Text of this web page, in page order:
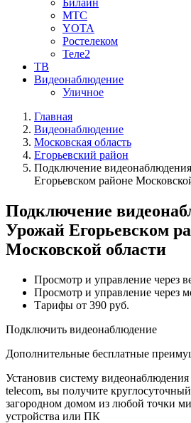
Билайн
МТС
YOTA
Ростелеком
Теле2
ТВ
Видеонаблюдение
Уличное
Главная
Видеонаблюдение
Московская область
Егорьевский район
Подключение
Егорьевском районе
Подключение
Урожай Егорьевском
Московской области
Просмотр и управление через
Просмотр и управление через
Тарифы от 390 руб.
Подключить видеонаблюдение
Дополнительные бесплатные
Установив систему
telecom, вы получите
загородном домом из любой точки
устройства или ПК